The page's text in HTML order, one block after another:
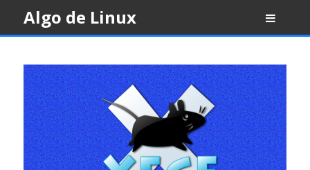
content
Algo de Linux